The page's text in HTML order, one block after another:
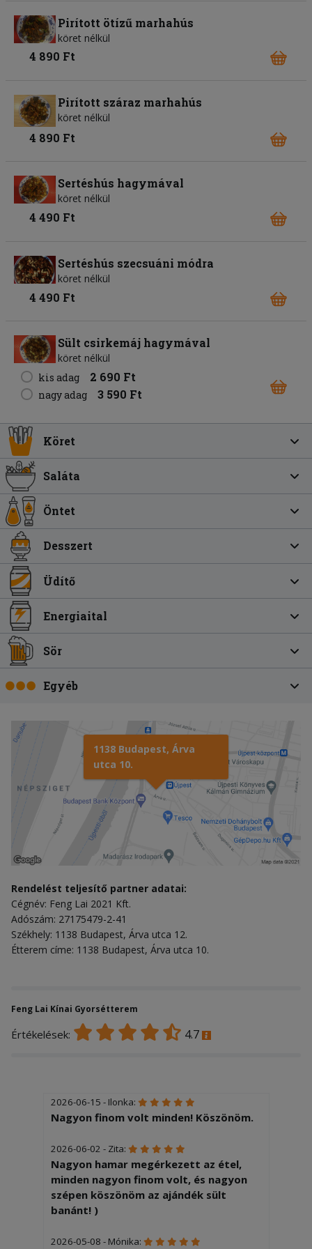
Pirított ötízű marhahús
köret nélkül
4 890 Ft
Pirított száraz marhahús
köret nélkül
4 890 Ft
Sertéshús hagymával
köret nélkül
4 490 Ft
Sertéshús szecsuáni módra
köret nélkül
4 490 Ft
Sült csirkemáj hagymával
köret nélkül
kis adag
2 690 Ft
nagy adag 3 590 Ft
Köret
Saláta
Öntet
Desszert
Üdítő
Energiaital
Sör
Egyéb
1138 Budapest, Árva
utca 10.
Rendelést teljesítő partner adatai:
Cégnév: Feng Lai 2021 Kft.
Adószám: 27175479-2-41
Székhely: 1138 Budapest, Árva utca 12.
Étterem címe: 1138 Budapest, Árva utca 10.
Feng Lai Kínai Gyorsétterem
Értékelések: 4.7
2026-06-15 - Ilonka:
Nagyon finom volt minden! Köszönöm.
2026-06-02 - Zita:
Nagyon hamar megérkezett az étel,
minden nagyon finom volt, és nagyon
szépen köszönöm az ajándék sült
banánt! )
2026-05-08 - Mónika: